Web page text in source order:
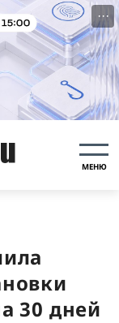
···
МЕНЮ
30 дней